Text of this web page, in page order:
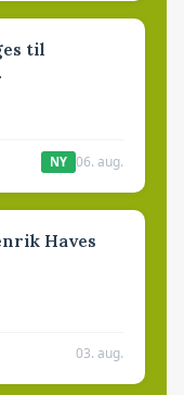
til
NY 06. aug.
Haves
03. aug.